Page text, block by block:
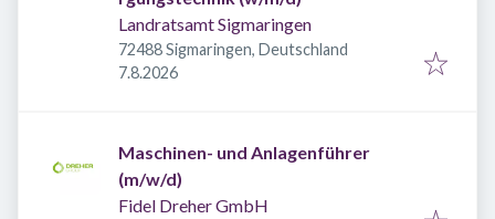
Landratsamt Sigmaringen
72488 Sigmaringen, Deutschland
Veröffentlicht
7.8.2026
Maschinen- und Anlagenführer
(m/w/d)
Fidel Dreher GmbH